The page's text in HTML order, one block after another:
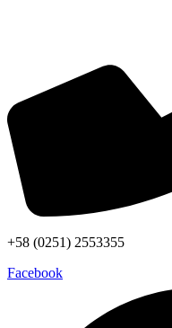
+58 (0251) 2553355
Facebook